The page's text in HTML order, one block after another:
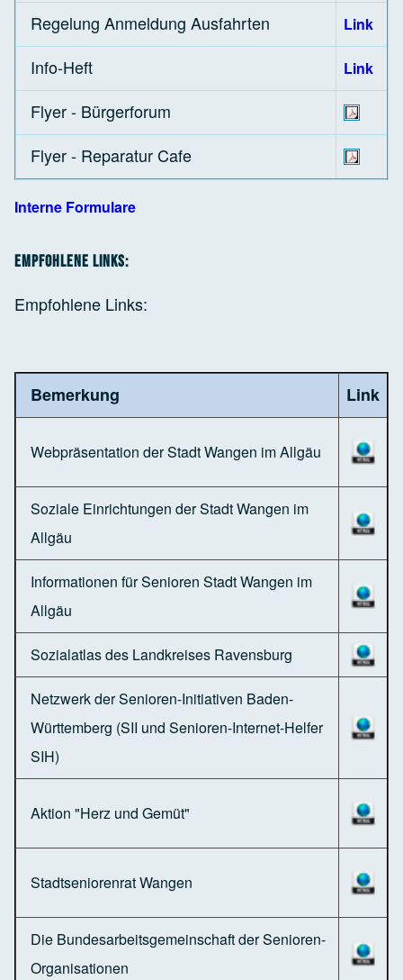
Regelung Anmeldung Ausfahrten
Link
Info-Heft Link
Flyer - Bürgerforum
Flyer - Reparatur Cafe
Interne Formulare
Empfohlene Links:
Empfohlene Links:
Bemerkung Link
Webpräsentation der Stadt Wangen im Allgäu
Soziale Einrichtungen der Stadt Wangen im
Allgäu
Informationen für Senioren Stadt Wangen im
Allgäu
Sozialatlas des Landkreises Ravensburg
Netzwerk der Senioren-Initiativen Baden-
Württemberg (SII und Senioren-Internet-Helfer
SIH)
Aktion "Herz und Gemüt"
Stadtseniorenrat Wangen
Die Bundesarbeitsgemeinschaft der Senioren-
Organisationen